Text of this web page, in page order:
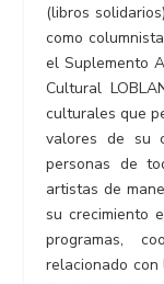
(libros
como
el Suplemento
Cultural
culturales que
valores de su
personas de
artistas de
su crecimiento
programas,
relacionado